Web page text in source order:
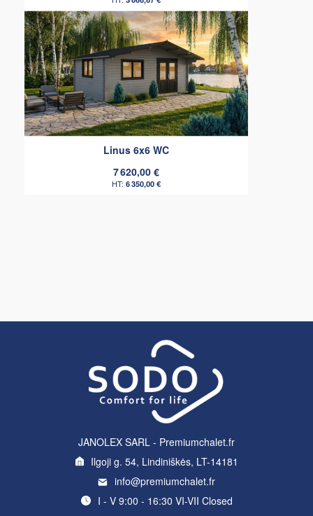
Linus 6x6 WC
7 620,00 €
6 350,00 €
JANOLEX SARL - Premiumchalet.fr
Ilgoji g. 54, Lindiniškės, LT-14181
info@premiumchalet.fr
I - V 9:00 - 16:30 VI-VII Closed